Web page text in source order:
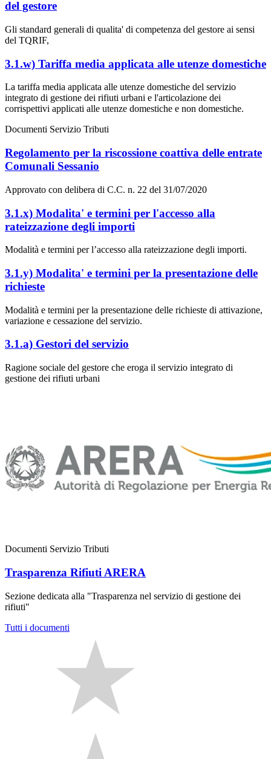
del gestore
Gli standard generali di qualita' di competenza del gestore ai sensi
del TQRIF,
3.1.w) Tariffa media applicata alle utenze domestiche
La tariffa media applicata alle utenze domestiche del servizio
integrato di gestione dei rifiuti urbani e l'articolazione dei
corrispettivi applicati alle utenze domestiche e non domestiche.
Documenti Servizio Tributi
Regolamento per la riscossione coattiva delle entrate
Comunali Sessanio
Approvato con delibera di C.C. n. 22 del 31/07/2020
3.1.x) Modalita' e termini per l'accesso alla
rateizzazione degli importi
Modalità e termini per l’accesso alla rateizzazione degli importi.
3.1.y) Modalita' e termini per la presentazione delle
richieste
Modalità e termini per la presentazione delle richieste di attivazione,
variazione e cessazione del servizio.
3.1.a) Gestori del servizio
Ragione sociale del gestore che eroga il servizio integrato di
gestione dei rifiuti urbani
Documenti Servizio Tributi
Trasparenza Rifiuti ARERA
Sezione dedicata alla "Trasparenza nel servizio di gestione dei
rifiuti"
Tutti i documenti